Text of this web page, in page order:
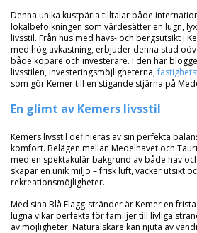
Denna unika kustpärla tilltalar både
lokalbefolkningen som värdesätter en lugn,
livsstil. Från hus med havs- och bergsutsikt i
med hög avkastning, erbjuder denna stad
både köpare och investerare. I den här
livsstilen, investeringsmöjligheterna,
som gör Kemer till en stigande stjärna på
En glimt av Kemers livsstil
Kemers livsstil definieras av sin perfekta
komfort. Belägen mellan Medelhavet och
med en spektakulär bakgrund av både hav
skapar en unik miljö – frisk luft, vacker utsikt
rekreationsmöjligheter.
Med sina Blå Flagg-stränder är Kemer en
lugna vikar perfekta för familjer till livliga
av möjligheter. Naturälskare kan njuta av